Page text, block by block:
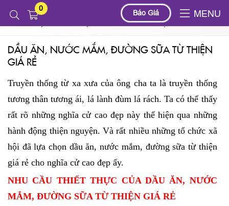
0
Báo Giá MENU
Tin tức
DẦU ĂN, NƯỚC MẮM, ĐƯỜNG SỮA TỪ THIỆN GIÁ RẺ
DẦU ĂN, NƯỚC MẮM, ĐƯỜNG SỮA TỪ THIỆN
GIÁ RẺ
Truyền thống từ xa xưa của ông cha ta là truyền thống
tương thân tương ái, lá lành đùm lá rách. Ta có thể thấy
rất rõ những nghĩa cử cao đẹp này thể hiện qua những
hành động thiện nguyện. Và rất nhiều những tổ chức xã
hội đã lựa chọn dầu ăn, nước mắm, đường sữa từ thiện
giá rẻ cho nghĩa cử cao đẹp ấy.
NHU CẦU THIẾT THỰC CỦA DẦU ĂN, NƯỚC
MẮM, ĐƯỜNG SỮA TỪ THIỆN GIÁ RẺ